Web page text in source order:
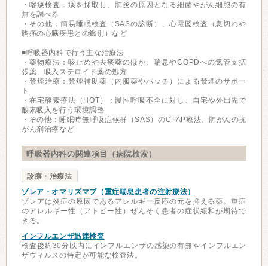
・喀痰検査：痰を採取し、肺炎の原因となる細菌やがん細胞の有
無を調べる
・その他：簡易睡眠検査（SASの診断）、心電図検査（息切れや
胸痛の心臓疾患との鑑別）など
■呼吸器内科で行う主な治療法
・薬物療法：咳止めや去痰薬のほか、喘息やCOPDへの気管支拡
張薬、吸入ステロイド薬の処方
・禁煙治療：禁煙補助薬（内服薬やパッチ）による禁煙のサポー
ト
・在宅酸素療法（HOT）：慢性呼吸不全に対し、自宅や外出先で
酸素吸入を行う環境調整
・その他：睡眠時無呼吸症候群（SAS）のCPAP療法、肺がんの抗
がん剤治療など
呼吸器内科の関連項目（病院検索）
診療・治療法
ゾレア・オマリズマブ（重症喘息患者の注射療法）
ゾレアは炎症の原因であるアレルギー反応の元を抑える薬。重症
のアレルギー性（アトピー性）ぜんそく患者の症状緩和が期待で
きる。
インフルエンザ迅速検査
検査後約30分以内にインフルエンザの感染の有無やインフルエン
ザウィルスの特定が可能な検査法。